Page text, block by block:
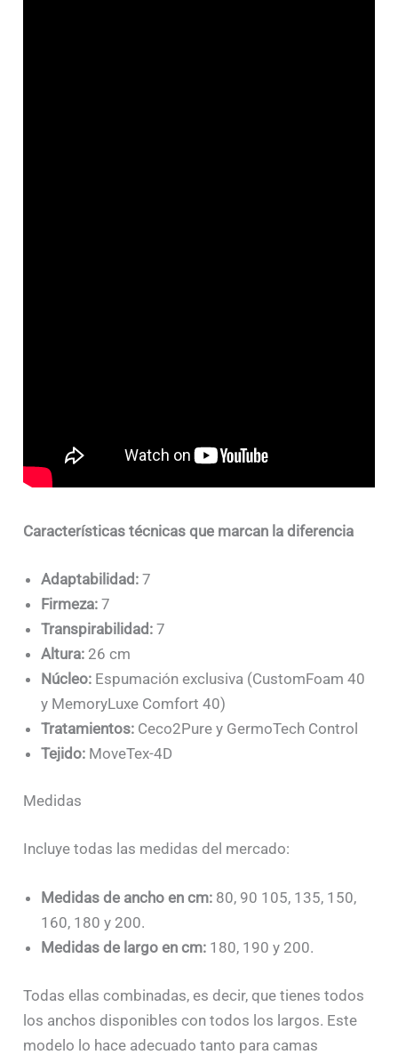
Características técnicas que marcan la diferencia
Adaptabilidad: 7
Firmeza: 7
Transpirabilidad: 7
Altura: 26 cm
Núcleo: Espumación exclusiva (CustomFoam 40
y MemoryLuxe Comfort 40)
Tratamientos: Ceco2Pure y GermoTech Control
Tejido: MoveTex-4D
Medidas
Incluye todas las medidas del mercado:
Medidas de ancho en cm: 80, 90 105, 135, 150,
160, 180 y 200.
Medidas de largo en cm: 180, 190 y 200.
Todas ellas combinadas, es decir, que tienes todos
los anchos disponibles con todos los largos. Este
modelo lo hace adecuado tanto para camas